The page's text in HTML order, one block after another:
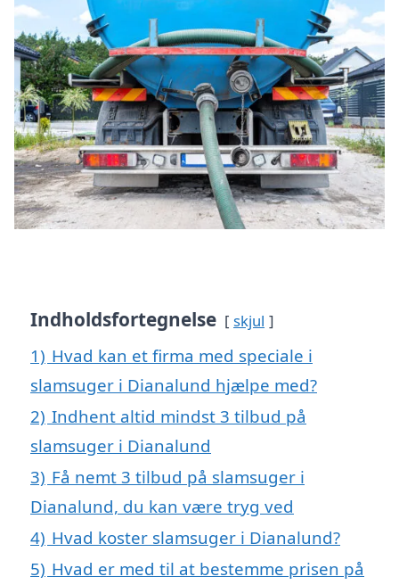
Indholdsfortegnelse skjul
1) Hvad kan et firma med speciale i
slamsuger i Dianalund hjælpe med?
2) Indhent altid mindst 3 tilbud på
slamsuger i Dianalund
3) Få nemt 3 tilbud på slamsuger i
Dianalund, du kan være tryg ved
4) Hvad koster slamsuger i Dianalund?
5) Hvad er med til at bestemme prisen på